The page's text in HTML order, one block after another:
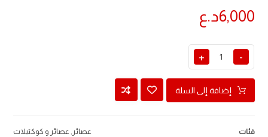
6,000د.ع
-
+
إضافة إلى السلة
فئات عصائر , عصائر و كوكتيلات